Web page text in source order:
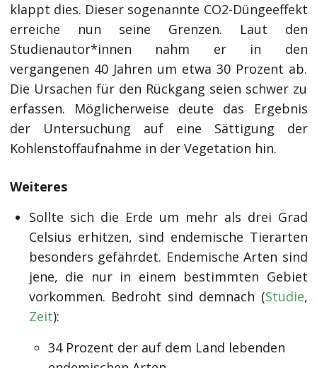
klappt dies. Dieser sogenannte CO2-Düngeeffekt
erreiche nun seine Grenzen. Laut den
Studienautor*innen nahm er in den
vergangenen 40 Jahren um etwa 30 Prozent ab.
Die Ursachen für den Rückgang seien schwer zu
erfassen. Möglicherweise deute das Ergebnis
der Untersuchung auf eine Sättigung der
Kohlenstoffaufnahme in der Vegetation hin.
Weiteres
Sollte sich die Erde um mehr als drei Grad
Celsius erhitzen, sind endemische Tierarten
besonders gefährdet. Endemische Arten sind
jene, die nur in einem bestimmten Gebiet
vorkommen. Bedroht sind demnach (Studie,
Zeit):
34 Prozent der auf dem Land lebenden